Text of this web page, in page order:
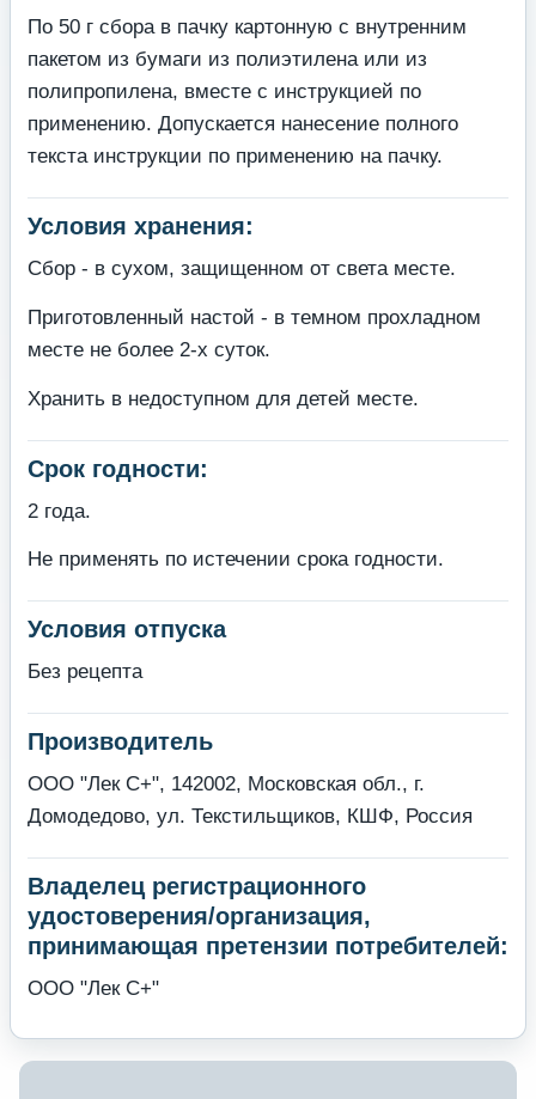
По 50 г сбора в пачку картонную с внутренним
пакетом из бумаги из полиэтилена или из
полипропилена, вместе с инструкцией по
применению. Допускается нанесение полного
текста инструкции по применению на пачку.
Условия хранения:
Сбор - в сухом, защищенном от света месте.
Приготовленный настой - в темном прохладном
месте не более 2-х суток.
Хранить в недоступном для детей месте.
Срок годности:
2 года.
Не применять по истечении срока годности.
Условия отпуска
Без рецепта
Производитель
ООО "Лек С+", 142002, Московская обл., г.
Домодедово, ул. Текстильщиков, КШФ, Россия
Владелец регистрационного
удостоверения/организация,
принимающая претензии потребителей:
ООО "Лек С+"